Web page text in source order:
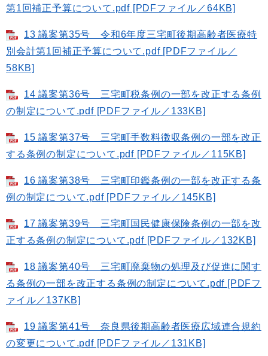
第1回補正予算について.pdf [PDFファイル／64KB]
13 議案第35号 令和6年度三宅町後期高齢者医療特
別会計第1回補正予算について.pdf [PDFファイル／
58KB]
14 議案第36号 三宅町税条例の一部を改正する条例
の制定について.pdf [PDFファイル／133KB]
15 議案第37号 三宅町手数料徴収条例の一部を改正
する条例の制定について.pdf [PDFファイル／115KB]
16 議案第38号 三宅町印鑑条例の一部を改正する条
例の制定について.pdf [PDFファイル／145KB]
17 議案第39号 三宅町国民健康保険条例の一部を改
正する条例の制定について.pdf [PDFファイル／132KB]
18 議案第40号 三宅町廃棄物の処理及び促進に関す
る条例の一部を改正する条例の制定について.pdf [PDFフ
ァイル／137KB]
19 議案第41号 奈良県後期高齢者医療広域連合規約
の変更について.pdf [PDFファイル／131KB]